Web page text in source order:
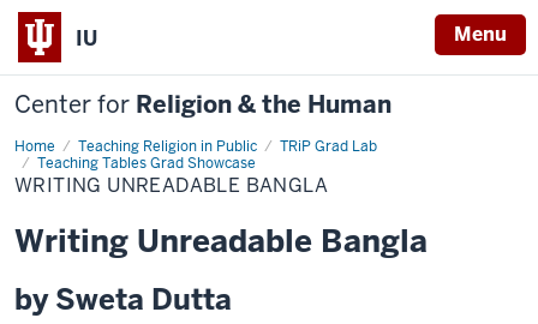
IU Menu
Center for Religion & the Human
Home Teaching Religion in Public
TRiP Grad Lab
Teaching Tables Grad Showcase
Writing
Unreadable
Bangla
WRITING UNREADABLE BANGLA
Writing Unreadable Bangla
by Sweta Dutta